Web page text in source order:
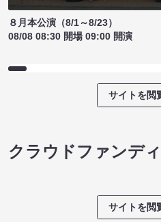
８月本公演（8/1～8/23）
08/08 08:30 開場 09:00 開演
サイトを閲
クラウドファンデ
サイトを閲